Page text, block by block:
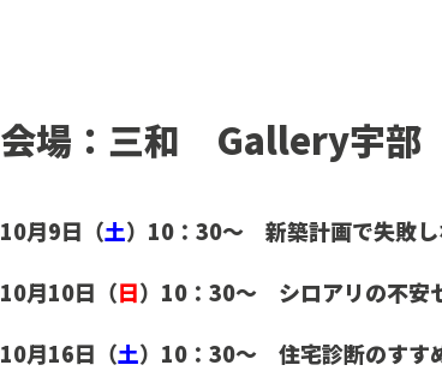
会場：三和 Gallery宇部
10月9日（土）10：30～ 新築計画で失敗
10月10日（日） 10：30～ シロアリの不安
10月16日（土）10：30～ 住宅診断のす